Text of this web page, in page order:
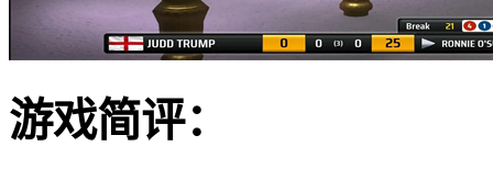
游戏简评：